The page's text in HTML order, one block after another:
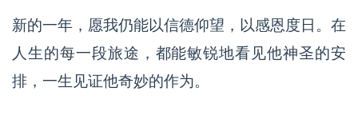
新的一年，愿我仍能以信德仰望，以感恩度日。在
人生的每一段旅途，都能敏锐地看见他神圣的安
排，一生见证他奇妙的作为。